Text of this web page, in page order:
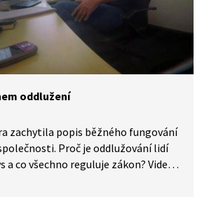
oddlužení
zachytila popis běžného fungování
Proč je oddlužování lidí
a co všechno reguluje zákon? Video